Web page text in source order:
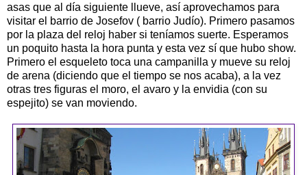
asas que al día siguiente llueve, así aprovechamos para
visitar el barrio de Josefov ( barrio Judío). Primero pasamos
por la plaza del reloj haber si teníamos suerte. Esperamos
un poquito hasta la hora punta y esta vez sí que hubo show.
Primero el esqueleto toca una campanilla y mueve su reloj
de arena (diciendo que el tiempo se nos acaba), a la vez
otras tres figuras el moro, el avaro y la envidia (con su
espejito) se van moviendo.